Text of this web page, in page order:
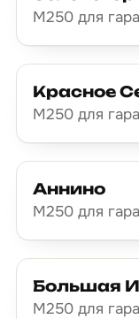
М250 для
Красное
М250 для
Аннино
М250 для
Большая
М250 для